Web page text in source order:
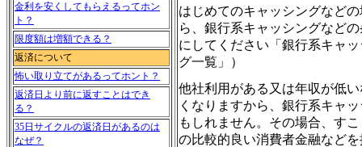
金利を安くしてもらえるってホン
ト？
限度額は増額できる？
返済について
怖い取り立てがあるってホント？
返済日より前に返すことはでき
る？
35日サイクルの返済日があるのは
なぜ？
はじめてのキャッシングなど
ら、銀行系キャッシングなど
にしてください「銀行系キャ
グ一覧」）
他社利用がある又は年収が低
くなりますから、銀行系キャ
もしれません。その場合、す
の比較的良い消費者金融など